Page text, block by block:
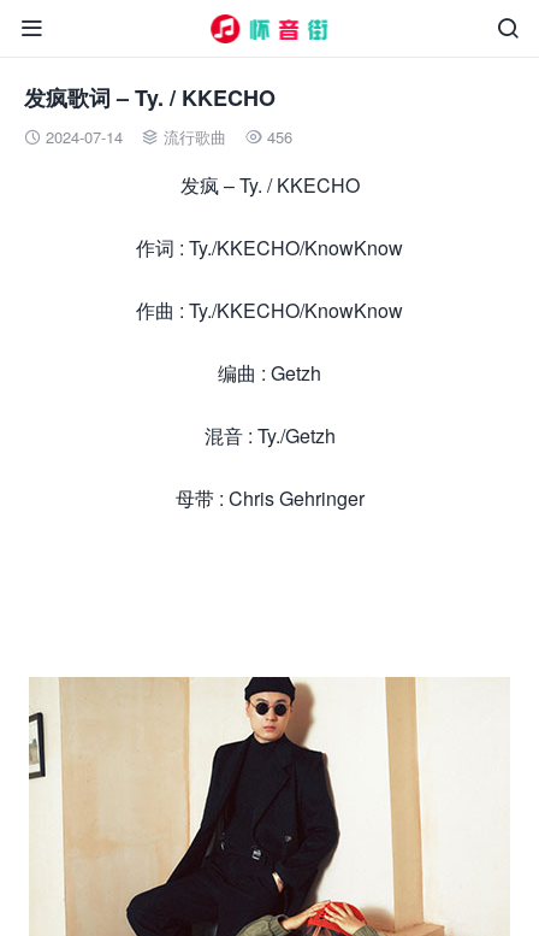


发疯歌词 – Ty. / KKECHO
 2024-07-14  流行歌曲  456
发疯 – Ty. / KKECHO
作词 : Ty./KKECHO/KnowKnow
作曲 : Ty./KKECHO/KnowKnow
编曲 : Getzh
混音 : Ty./Getzh
母带 : Chris Gehringer